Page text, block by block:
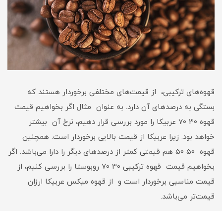
قهوه‌های ترکیبی، از قیمت‌های مختلفی برخوردار هستند که
بستگی به درصدهای آن دارد. به عنوان مثال اگر بخواهیم قیمت
قهوه 30 70 عربیکا را مورد بررسی قرار دهیم، نرخ آن بیشتر
خواهد بود. زیرا عربیکا از قیمت بالایی برخوردار است. همچنین
قهوه 50 50 هم قیمتی کمتر از درصدهای دیگر را دارا می‌باشد. اگر
بخواهیم قیمت قهوه ترکیبی 30 70 روبوستا را بررسی کنیم، از
قیمت مناسبی برخوردار است و از قهوه میکس عربیکا ارزان
قیمت‌تر می‌باشد.